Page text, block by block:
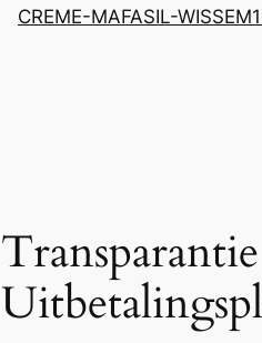
CREME-MAFASIL-WISSEM1